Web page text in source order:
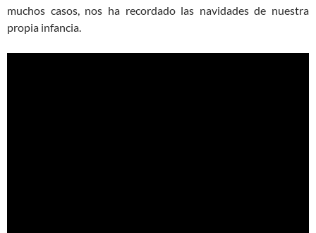
muchos casos, nos ha recordado las navidades de nuestra
propia infancia.